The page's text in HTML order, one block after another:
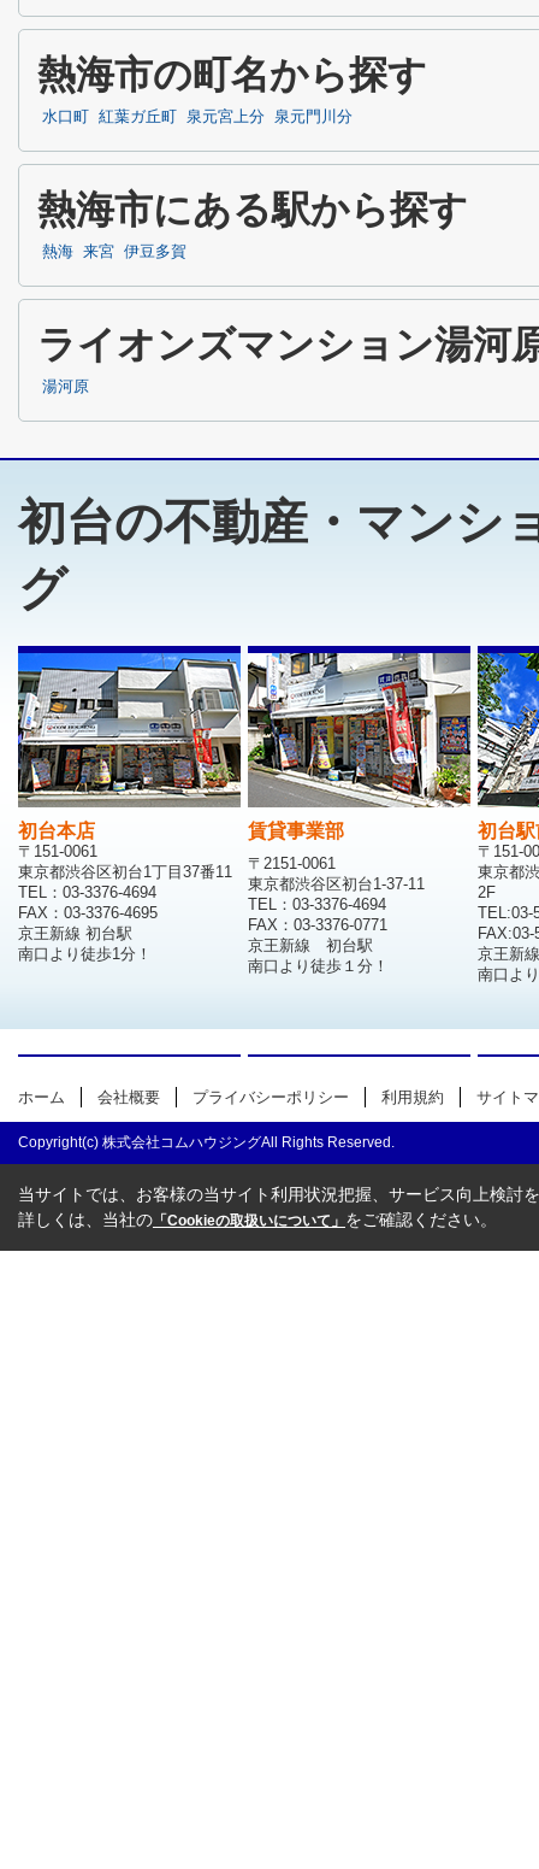
熱海市の町名から探す
水口町 紅葉ガ丘町 泉元宮上分 泉元門川分
熱海市にある駅から探す
熱海 来宮 伊豆多賀
ライオンズマンション湯河
湯河原
初台の不動産・マンシ
グ
初台本店
〒151-0061
東京都渋谷区初台1丁目37番11
TEL：03-3376-4694
FAX：03-3376-4695
京王新線 初台駅
南口より徒歩1分！
賃貸事業部
〒2151-0061
東京都渋谷区初台1-37-11
TEL：03-3376-4694
FAX：03-3376-0771
京王新線 初台駅
南口より徒歩１分！
初台
〒151-
東京都
2F
TEL:03-
FAX:03-
京王新
南口よ
ホーム 会社概要 プライバシーポリシー 利用規約 サイト
Copyright(c) 株式会社コムハウジングAll Rights Reserved.
当サイトでは、お客様の当サイト利用状況把握、サービス向上検討
詳しくは、当社の 「Cookieの取扱いについて」 をご確認ください。